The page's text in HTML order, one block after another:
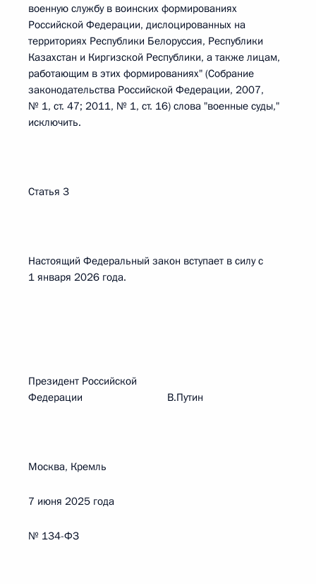
военную службу в воинских формированиях
Российской Федерации, дислоцированных на
территориях Республики Белоруссия, Республики
Казахстан и Киргизской Республики, а также лицам,
работающим в этих формированиях" (Собрание
законодательства Российской Федерации, 2007,
№ 1, ст. 47; 2011, № 1, ст. 16) слова "военные суды,"
исключить.
Статья 3
Настоящий Федеральный закон вступает в силу с
1 января 2026 года.
Президент Российской
Федерации В.Путин
Москва, Кремль
7 июня 2025 года
№ 134-ФЗ